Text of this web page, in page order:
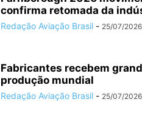
confirma retomada da
Redação Aviação Brasil - 25/07/2026
Fabricantes recebem
produção mundial
Redação Aviação Brasil - 25/07/2026